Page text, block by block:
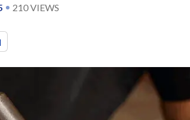
210VIEWS